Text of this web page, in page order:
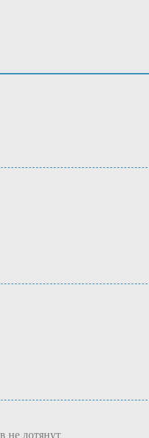
не дотянут